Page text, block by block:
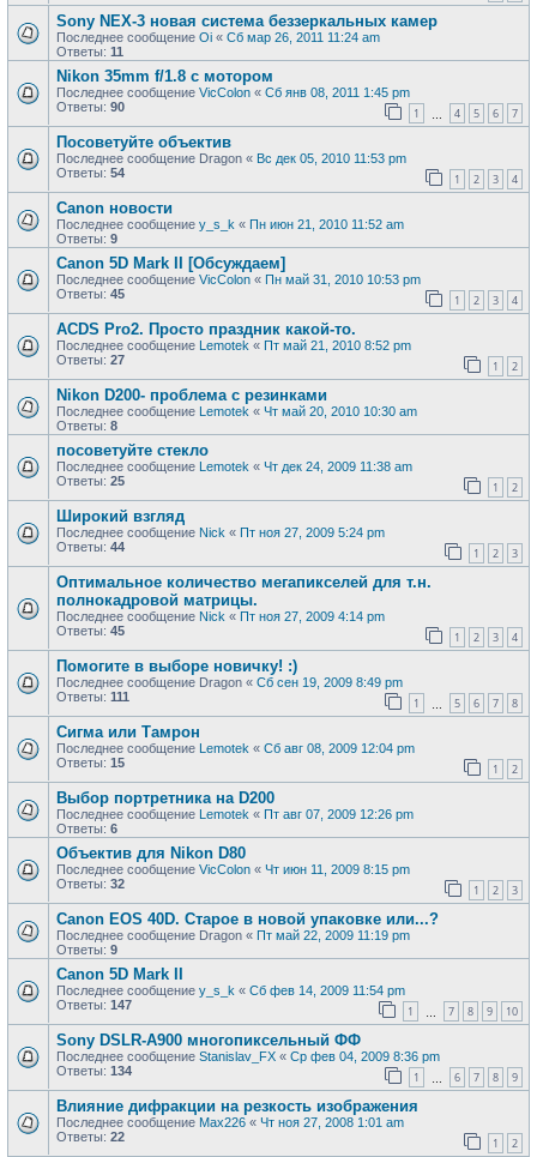
Sony NEX-3 новая система беззеркальных камер
Последнее сообщение Oi « Сб мар 26, 2011 11:24 am
Ответы: 11
Nikon 35mm f/1.8 с мотором
Последнее сообщение VicColon « Сб янв 08, 2011 1:45 pm
Ответы: 90 1 4 5 6 7
Посоветуйте объектив
Последнее сообщение Dragon « Вс дек 05, 2010 11:53 pm
Ответы: 54 1 2 3 4
Canon новости
Последнее сообщение y_s_k « Пн июн 21, 2010 11:52 am
Ответы: 9
Canon 5D Mark II [Обсуждаем]
Последнее сообщение VicColon « Пн май 31, 2010 10:53 pm
Ответы: 45 1 2 3 4
ACDS Pro2. Просто праздник какой-то.
Последнее сообщение Lemotek « Пт май 21, 2010 8:52 pm
Ответы: 27 1 2
Nikon D200- проблема с резинками
Последнее сообщение Lemotek « Чт май 20, 2010 10:30 am
Ответы: 8
посоветуйте стекло
Последнее сообщение Lemotek « Чт дек 24, 2009 11:38 am
Ответы: 25 1 2
Широкий взгляд
Последнее сообщение Nick « Пт ноя 27, 2009 5:24 pm
Ответы: 44 1 2 3
Оптимальное количество мегапикселей для т.н.
полнокадровой матрицы.
Последнее сообщение Nick « Пт ноя 27, 2009 4:14 pm
Ответы: 45 1 2 3 4
Помогите в выборе новичку! :)
Последнее сообщение Dragon « Сб сен 19, 2009 8:49 pm
Ответы: 111 1 5 6 7 8
Сигма или Тамрон
Последнее сообщение Lemotek « Сб авг 08, 2009 12:04 pm
Ответы: 15 1 2
Выбор портретника на D200
Последнее сообщение Lemotek « Пт авг 07, 2009 12:26 pm
Ответы: 6
Объектив для Nikon D80
Последнее сообщение VicColon « Чт июн 11, 2009 8:15 pm
Ответы: 32 1 2 3
Canon EOS 40D. Старое в новой упаковке или...?
Последнее сообщение Dragon « Пт май 22, 2009 11:19 pm
Ответы: 9
Canon 5D Mark II
Последнее сообщение y_s_k « Сб фев 14, 2009 11:54 pm
Ответы: 147 1 7 8 9 10
Sony DSLR-A900 многопиксельный ФФ
Последнее сообщение Stanislav_FX « Ср фев 04, 2009 8:36 pm
Ответы: 134 1 6 7 8 9
Влияние дифракции на резкость изображения
Последнее сообщение Max226 « Чт ноя 27, 2008 1:01 am
Ответы: 22 1 2